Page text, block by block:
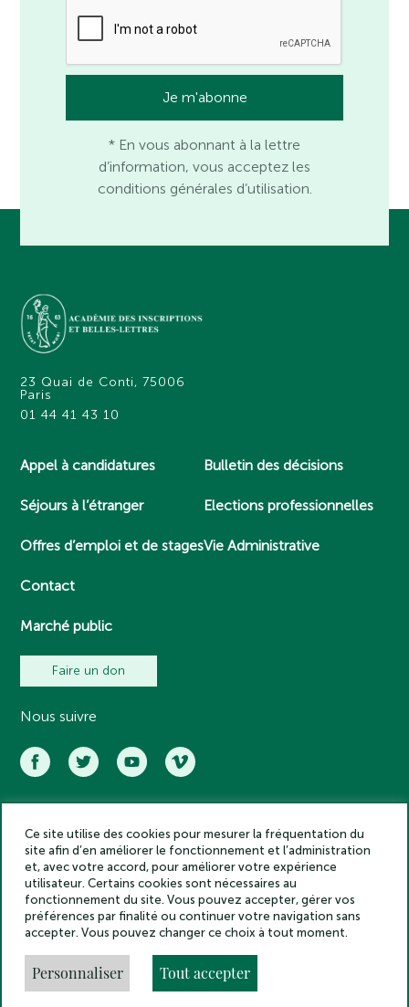
* En vous abonnant à la lettre
d’information, vous acceptez les
conditions générales d’utilisation.
23 Quai de Conti, 75006
Paris
01 44 41 43 10
Appel à candidatures
Séjours à l’étranger
Offres d’emploi et de stages
Contact
Marché public
Bulletin des décisions
Elections professionnelles
Vie Administrative
Faire un don
Nous suivre
Académie des inscriptions et belles lettres – Tous droits réservés
2025
Politique de confidentialité
Mentions légales
Crédits
Gestion des cookies
Made by
Ce site utilise des cookies pour mesurer la fréquentation du
site afin d’en améliorer le fonctionnement et l’administration
et, avec votre accord, pour améliorer votre expérience
utilisateur. Certains cookies sont nécessaires au
fonctionnement du site. Vous pouvez accepter, gérer vos
préférences par finalité ou continuer votre navigation sans
accepter. Vous pouvez changer ce choix à tout moment.
Personnaliser Tout accepter